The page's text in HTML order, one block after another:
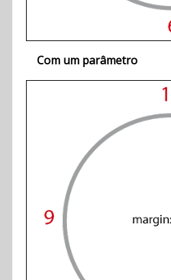
Com um parâmetro